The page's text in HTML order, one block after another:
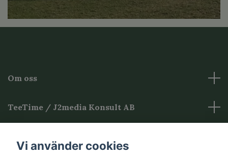
Om oss
TeeTime / J2media Konsult AB
Vi använder cookies